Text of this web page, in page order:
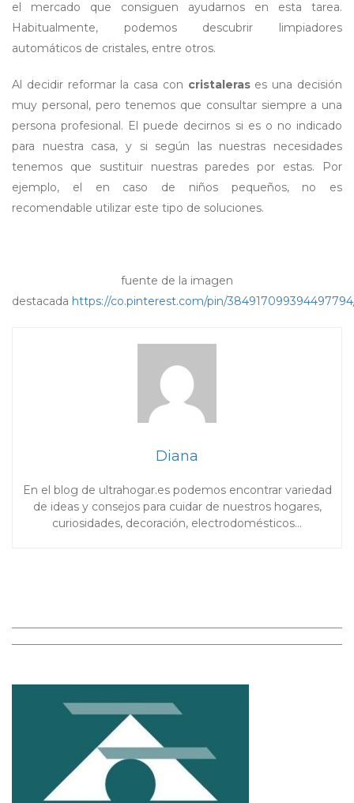
el mercado que consiguen ayudarnos en esta tarea.
Habitualmente, podemos descubrir limpiadores
automáticos de cristales, entre otros.
Al decidir reformar la casa con cristaleras es una decisión
muy personal, pero tenemos que consultar siempre a una
persona profesional. El puede decirnos si es o no indicado
para nuestra casa, y si según las nuestras necesidades
tenemos que sustituir nuestras paredes por estas. Por
ejemplo, el en caso de niños pequeños, no es
recomendable utilizar este tipo de soluciones.
fuente de la imagen
destacada https://co.pinterest.com/pin/
Diana
En el blog de ultrahogar.es podemos encontrar variedad
de ideas y consejos para cuidar de nuestros hogares,
curiosidades, decoración, electrodomésticos…